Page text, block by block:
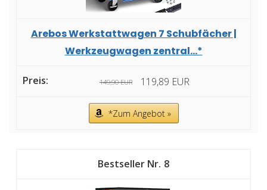
Arebos Werkstattwagen 7 Schubfächer |
Werkzeugwagen zentral...*
149,90 EUR 119,89 EUR
*Zum Angebot »
8